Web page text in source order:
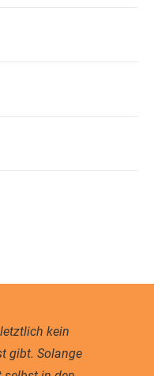
kein
gibt. Solange